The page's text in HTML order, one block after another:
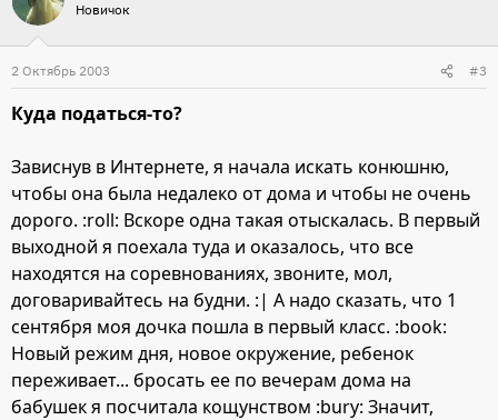
Новичок
2 Октябрь 2003 #3
Куда податься-то?
Зависнув в Интернете, я начала искать конюшню,
чтобы она была недалеко от дома и чтобы не очень
дорого. :roll: Вскоре одна такая отыскалась. В первый
выходной я поехала туда и оказалось, что все
находятся на соревнованиях, звоните, мол,
договаривайтесь на будни. :| А надо сказать, что 1
сентября моя дочка пошла в первый класс. :book:
Новый режим дня, новое окружение, ребенок
переживает... бросать ее по вечерам дома на
бабушек я посчитала кощунством :bury: Значит,